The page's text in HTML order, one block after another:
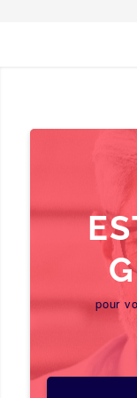
pour